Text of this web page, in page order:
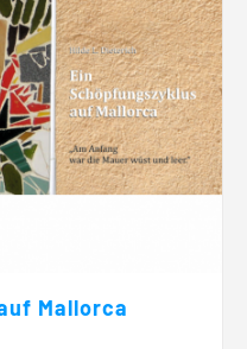
Mallorca